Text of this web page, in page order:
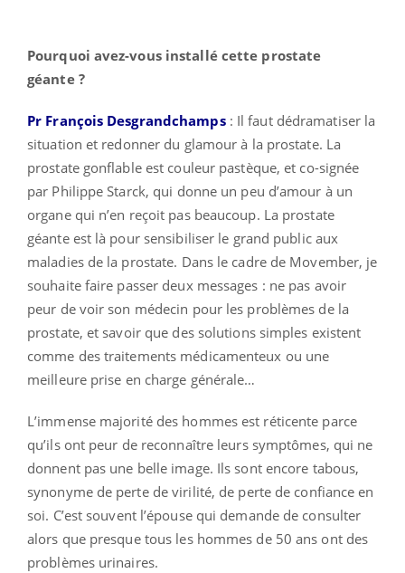
Pourquoi avez-vous installé cette prostate
géante ?
Pr François Desgrandchamps : Il faut dédramatiser la
situation et redonner du glamour à la prostate. La
prostate gonflable est couleur pastèque, et co-signée
par Philippe Starck, qui donne un peu d’amour à un
organe qui n’en reçoit pas beaucoup. La prostate
géante est là pour sensibiliser le grand public aux
maladies de la prostate. Dans le cadre de Movember, je
souhaite faire passer deux messages : ne pas avoir
peur de voir son médecin pour les problèmes de la
prostate, et savoir que des solutions simples existent
comme des traitements médicamenteux ou une
meilleure prise en charge générale…
L’immense majorité des hommes est réticente parce
qu’ils ont peur de reconnaître leurs symptômes, qui ne
donnent pas une belle image. Ils sont encore tabous,
synonyme de perte de virilité, de perte de confiance en
soi. C’est souvent l’épouse qui demande de consulter
alors que presque tous les hommes de 50 ans ont des
problèmes urinaires.